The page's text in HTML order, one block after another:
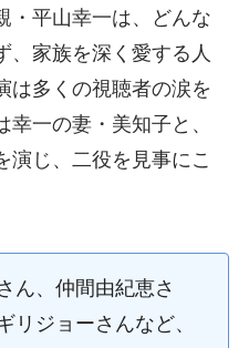
・平山幸一は、どんな
、家族を深く愛する人
は多くの視聴者の涙を
一の妻・美知子と、
演じ、二役を見事にこ
ん、仲間由紀恵さ
リジョーさんなど、